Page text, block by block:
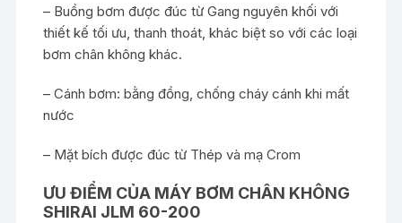
– Buồng bơm được đúc từ Gang nguyên khối với
thiết kế tối ưu, thanh thoát, khác biệt so với các loại
bơm chân không khác.
– Cánh bơm: bằng đồng, chống cháy cánh khi mất
nước
– Mặt bích được đúc từ Thép và mạ Crom
ƯU ĐIỂM CỦA MÁY BƠM CHÂN KHÔNG
SHIRAI JLM 60-200